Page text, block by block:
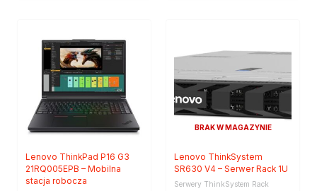
Lenovo ThinkPad P16 G3
21RQ005EPB – Mobilna
stacja robocza
BRAK W MAGAZYNIE
Lenovo ThinkSystem
SR630 V4 – Serwer Rack 1U
Serwery ThinkSystem Rack